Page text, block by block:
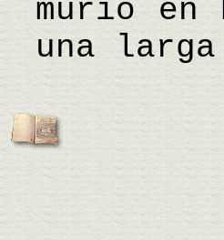
murió en
una larga